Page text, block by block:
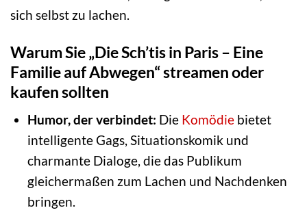
sich selbst zu lachen.
Warum Sie „Die Sch’tis in Paris – Eine
Familie auf Abwegen“ streamen oder
kaufen sollten
Humor, der verbindet: Die Komödiebietet
intelligente Gags, Situationskomik und
charmante Dialoge, die das Publikum
gleichermaßen zum Lachen und Nachdenken
bringen.